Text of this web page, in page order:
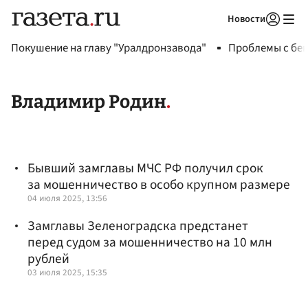
Новости
Покушение на главу "Уралдронзавода" Проблемы с
Владимир Родин
Бывший замглавы МЧС РФ получил срок
за мошенничество в особо крупном размере
04 июля 2025, 13:56
Замглавы Зеленоградска предстанет
перед судом за мошенничество на 10 млн
рублей
03 июля 2025, 15:35